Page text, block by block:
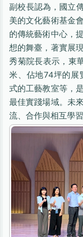
副校長認為，國立
美的文化藝術基金
的傳統藝術中心，
想的舞臺，著實展
秀菊院長表示，東
米、佔地74坪的展
式的工藝教室等，
最佳實踐場域。未
流、合作與相互學習